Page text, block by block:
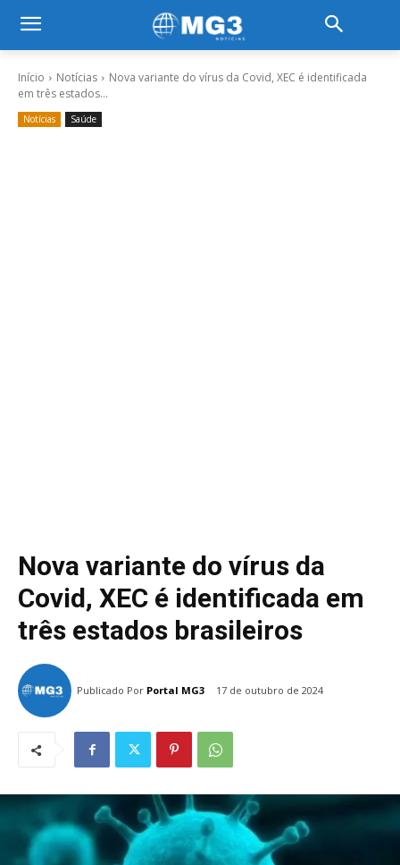
Início Notícias
Nova variante do vírus da Covid, XEC é identificada
em três estados...
Notícias Saúde
Nova variante do vírus da
Covid, XEC é identificada em
três estados brasileiros
Publicado Por Portal MG3 17 de outubro de 2024